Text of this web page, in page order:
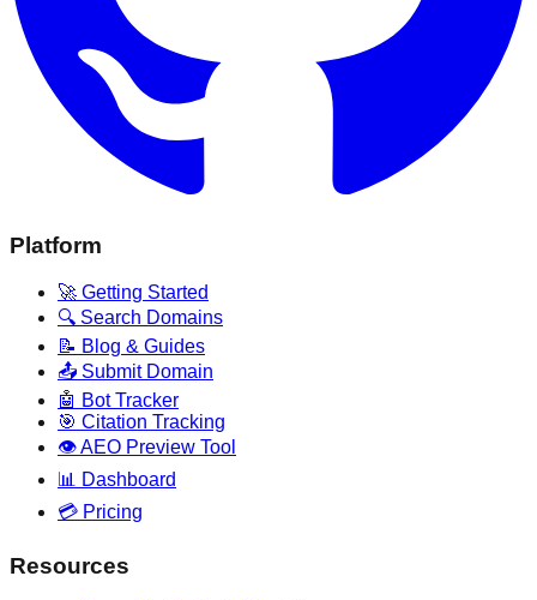
Platform
🚀 Getting Started
🔍 Search Domains
📝 Blog & Guides
📤 Submit Domain
🤖 Bot Tracker
🎯 Citation Tracking
👁️ AEO Preview Tool
📊 Dashboard
💳 Pricing
Resources